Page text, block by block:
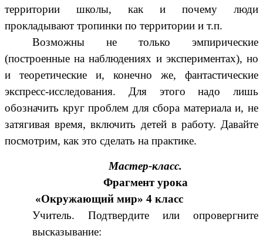
территории школы, как и почему люди
прокладывают тропинки по территории и т.п.
Возможны не только эмпирические
(построенные на наблюдениях и экспериментах), но
и теоретические и, конечно же, фантастические
экспресс-исследования. Для этого надо лишь
обозначить круг проблем для сбора материала и, не
затягивая время, включить детей в работу. Давайте
посмотрим, как это сделать на практике.
Мастер-класс.
Фрагмент урока
«Окружающий мир» 4 класс
Учитель. Подтвердите или опровергните
высказывание: